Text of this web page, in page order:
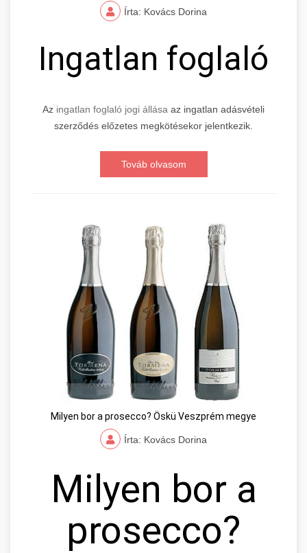
Írta: Kovács Dorina
Ingatlan foglaló
Az ingatlan foglaló jogi állása az ingatlan adásvételi
szerződés előzetes megkötésekor jelentkezik.
Továb olvasom
Milyen bor a prosecco? Öskü Veszprém megye
Írta: Kovács Dorina
Milyen bor a
prosecco?